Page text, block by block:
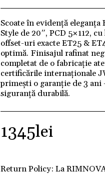
Scoate în evidență
Style de 20″, PCD 5×112,
offset-uri exacte ET25 &
optimă. Finisajul rafinat
completat de o fabricație
certificările internaționale
primești o garanție de 3
siguranță durabilă.
1345lei
Return Policy: La